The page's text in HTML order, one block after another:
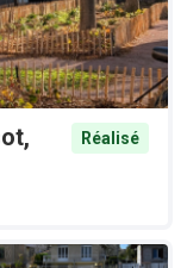
Réalisé